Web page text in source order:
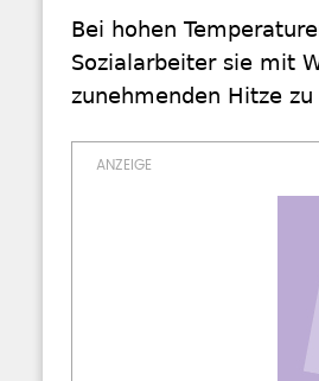
Bei hohen
Sozialarbeiter sie mit
zunehmenden Hitze zu